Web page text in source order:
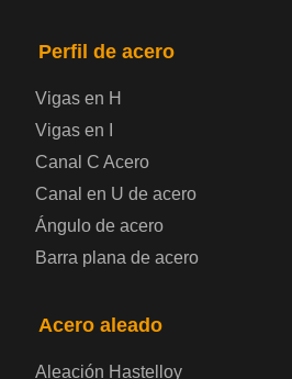
Chapa de acero prelacada
Placa de acero laminado en frío
Perfil de acero
Vigas en H
Vigas en I
Canal C Acero
Canal en U de acero
Ángulo de acero
Barra plana de acero
Acero aleado
Aleación Hastelloy